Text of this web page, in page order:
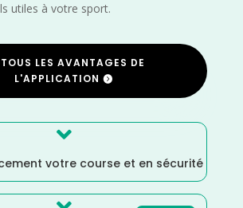
utiles à votre sport.
LES AVANTAGES DE
L'APPLICATION

votre course et en sécurité